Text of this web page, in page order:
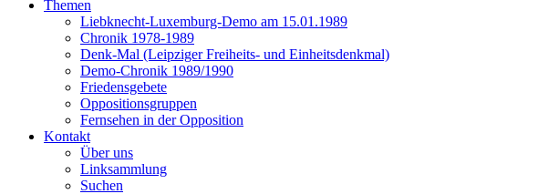
Themen
Liebknecht-Luxemburg-Demo am 15.01.1989
Chronik 1978-1989
Denk-Mal (Leipziger Freiheits- und Einheitsdenkmal)
Demo-Chronik 1989/1990
Friedensgebete
Oppositionsgruppen
Fernsehen in der Opposition
Kontakt
Über uns
Linksammlung
Suchen